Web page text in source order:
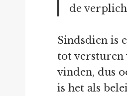
de
Sindsdien is
tot versturen
vinden, dus
is het als